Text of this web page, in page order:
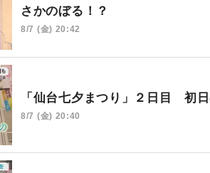
さかのぼる！？
8/7 (金) 20:42
「仙台七夕まつり」２日目 初
8/7 (金) 20:40